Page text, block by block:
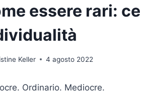
essere rari:
Keller 4 agosto 2022
Ordinario. Mediocre.